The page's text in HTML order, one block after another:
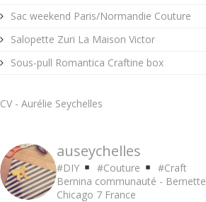
Sac weekend Paris/Normandie Couture
Salopette Zuri La Maison Victor
Sous-pull Romantica Craftine box
CV - Aurélie Seychelles
auseychelles
#DIY #Couture
#Craft
Bernina communauté - Bernette
Chicago 7France